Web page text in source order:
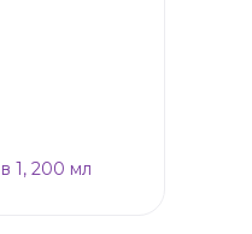
1, 200 мл